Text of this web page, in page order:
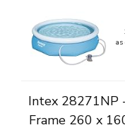
Intex 28271NP
Frame 260 x